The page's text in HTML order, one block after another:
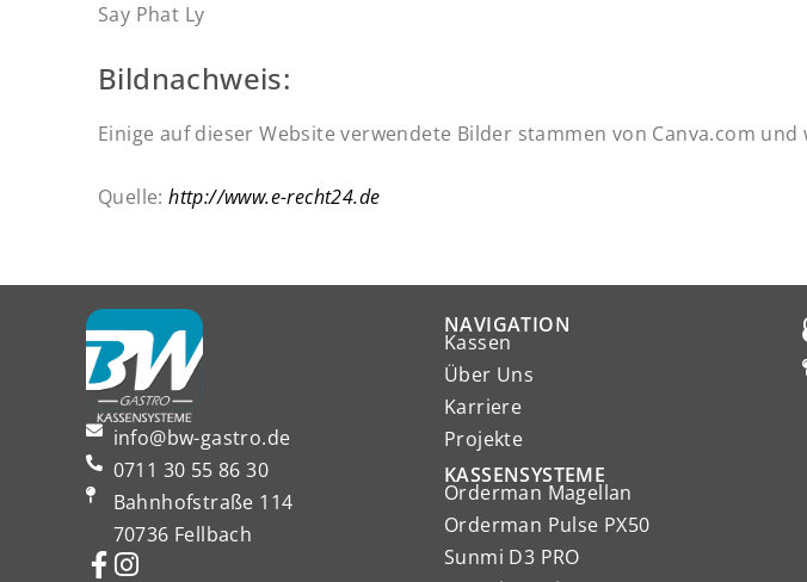
Say Phat Ly
Bildnachweis:
Einige auf dieser Website verwendete Bilder stammen von Canva.com
Quelle:http://www.e-recht24.de
info@bw-gastro.de
0711 30 55 86 30
Bahnhofstraße 114
70736 Fellbach
NAVIGATION
Kassen
Über Uns
Karriere
Projekte
KASSENSYSTEME
Orderman Magellan
Orderman Pulse PX50
Sunmi D3 PRO